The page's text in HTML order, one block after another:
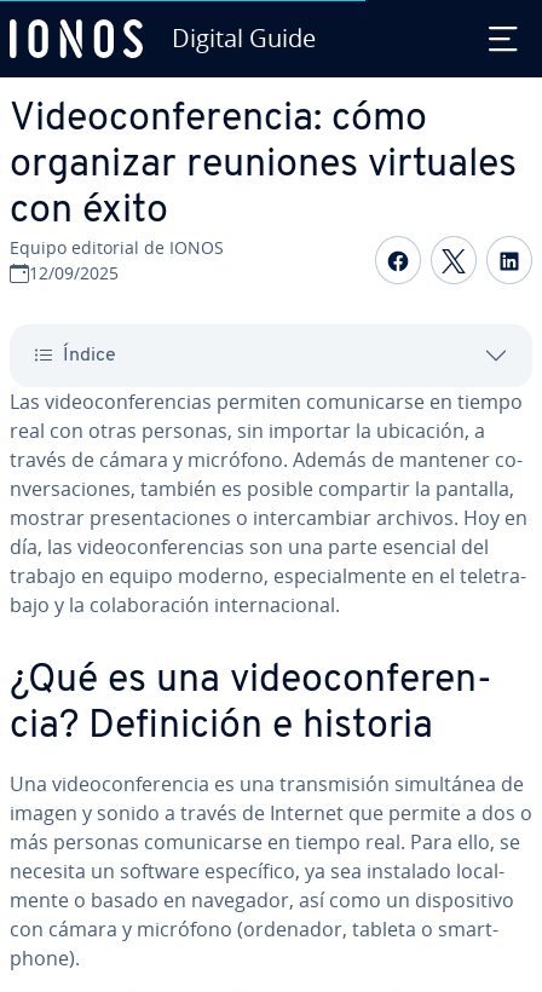
Digital Guide
Vi­deo­co­n­fe­re­n­cia: cómo
organizar reuniones virtuales
con éxito
Equipo editorial de IONOS
12/09/2025
Compartir
Índice
Las vi­deo­co­n­fe­re­n­cias permiten co­mu­ni­car­se en tiempo
real con otras personas, sin importar la ubicación, a
través de cámara y micrófono. Además de mantener co­
n­ve­r­sa­cio­nes, también es posible compartir la pantalla,
mostrar pre­se­n­ta­cio­nes o in­te­r­ca­m­biar archivos. Hoy en
día, las vi­deo­co­n­fe­re­n­cias son una parte esencial del
trabajo en equipo moderno, es­pe­cia­l­me­n­te en el te­le­tra­
ba­jo y la co­la­bo­ra­ción in­te­r­na­cio­nal.
¿Qué es una vi­deo­co­n­fe­re­n­
cia? De­fi­ni­ción e historia
Una vi­deo­co­n­fe­re­n­cia es una tra­n­s­mi­sión si­mu­l­tá­nea de
imagen y sonido a través de Internet que permite a dos o
más personas co­mu­ni­car­se en tiempo real. Para ello, se
necesita un software es­pe­cí­fi­co, ya sea instalado lo­ca­l­
me­n­te o basado en navegador, así como un di­s­po­si­ti­vo
con cámara y micrófono (ordenador, tableta o sma­r­t­
pho­ne).